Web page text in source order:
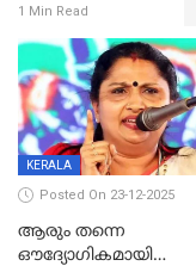
ഗുരുതരാവസ്ഥയിൽ
1 Min Read
KERALA
Posted On 23-12-2025
ആരും തന്നെ
ഔദ്യോഗികമായി